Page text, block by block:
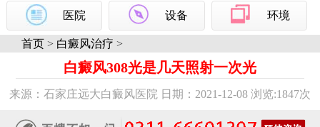
医院 设备 环境
首页 > 白癜风治疗 >
白癜风308光是几天照射一次光
来源：石家庄远大白癜风医院 日期：2021-12-08 浏览:1847次